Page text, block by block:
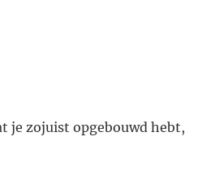
je zojuist opgebouwd hebt,